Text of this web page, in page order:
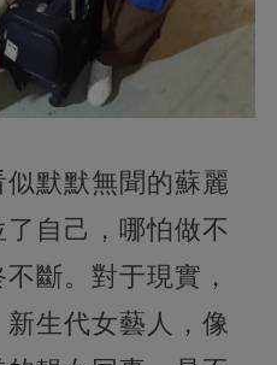
默默無聞的蘇麗
自己，哪怕做不
斷。對于現實，
生代女藝人，像